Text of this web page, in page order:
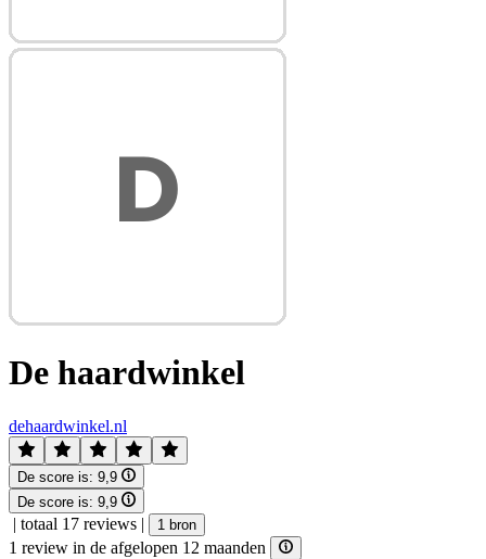
De haardwinkel
dehaardwinkel.nl
De score is: 9,9
De score is: 9,9
| totaal 17 reviews | 1 bron
1 review in de afgelopen 12 maanden